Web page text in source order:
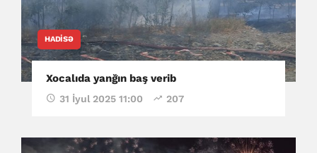
HADISƏ
Xocalıda yanğın baş verib
31 İyul 2025 11:00 207